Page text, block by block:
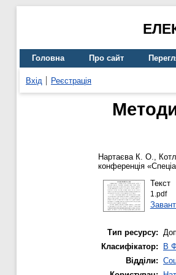
Головна Про сайт
Вхід Реєстрація
Нартаєва К. О.,
конференція
Текст
1.pdf
Тип ресурсу:
Класифікатор:
B
Відділи: